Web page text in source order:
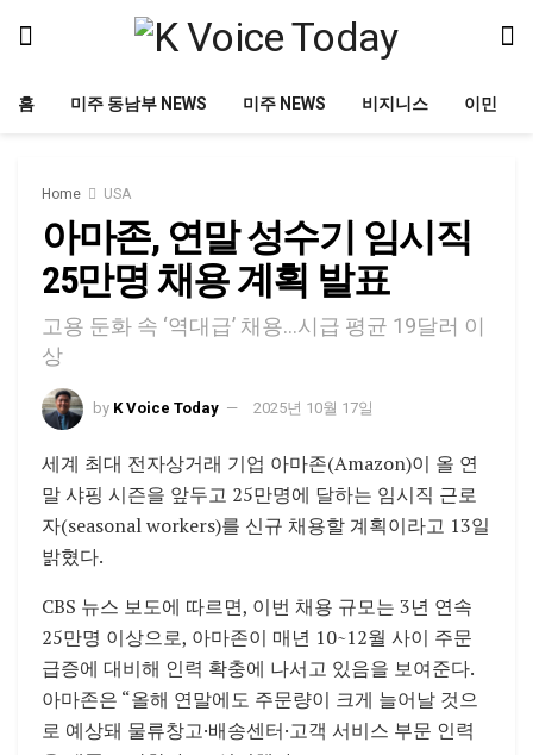
홈 미주 동남부 NEWS 미주 NEWS 비지니스 이민
Home USA
아마존, 연말 성수기 임시직
25만명 채용 계획 발표
고용 둔화 속 ‘역대급’ 채용…시급 평균 19달러 이
상
by K Voice Today 2025년 10월 17일
세계 최대 전자상거래 기업 아마존(Amazon)이 올 연
말 샤핑 시즌을 앞두고 25만명에 달하는 임시직 근로
자(seasonal workers)를 신규 채용할 계획이라고 13일
밝혔다.
CBS 뉴스 보도에 따르면, 이번 채용 규모는 3년 연속
25만명 이상으로, 아마존이 매년 10~12월 사이 주문
급증에 대비해 인력 확충에 나서고 있음을 보여준다.
아마존은 “올해 연말에도 주문량이 크게 늘어날 것으
로 예상돼 물류창고·배송센터·고객 서비스 부문 인력